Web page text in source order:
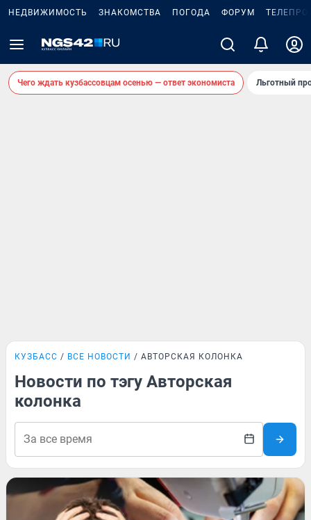
НЕДВИЖИМОСТЬ ЗНАКОМСТВА ПОГОДА ФОРУМ
Чего ждать кузбассовцам осенью — ответ экономиста Льготный
КУЗБАСС ВСЕ НОВОСТИ АВТОРСКАЯ КОЛОНКА
Новости по тэгу Авторская
колонка